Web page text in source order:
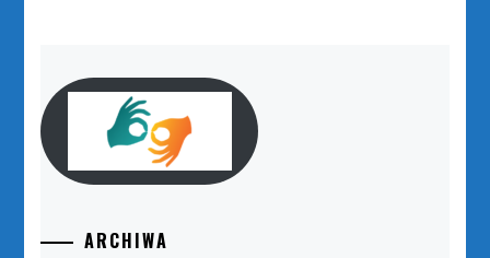
ARCHIWA